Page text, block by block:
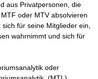
aus Privatpersonen, die
oder MTV absolvieren
für seine Mitglieder ein,
wahrnimmt und sich für
oder